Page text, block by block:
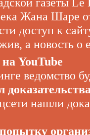
Жана Шаре
доступ к
а новость о
YouTube
ведомство
нашли